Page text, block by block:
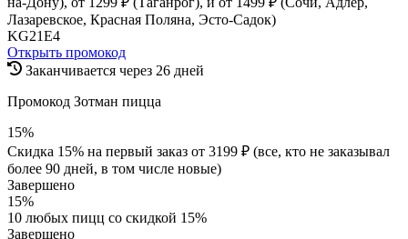
Лазаревское, Красная Поляна, Эсто-Садок)
KG21E4
Открыть промокод
Заканчивается через 26 дней
Промокод Зотман пицца
15%
Скидка 15% на первый заказ от 3199 ₽ (все, кто не заказывал
более 90 дней, в том числе новые)
Завершено
15%
10 любых пицц со скидкой 15%
Завершено